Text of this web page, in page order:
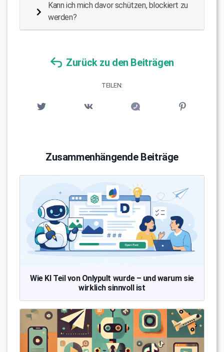
Kann ich mich davor schützen, blockiert zu
werden?
Zurück zu den Beiträgen
TEILEN:
Zusammenhängende Beiträge
Wie KI Teil von Onlypult wurde – und warum sie
wirklich sinnvoll ist